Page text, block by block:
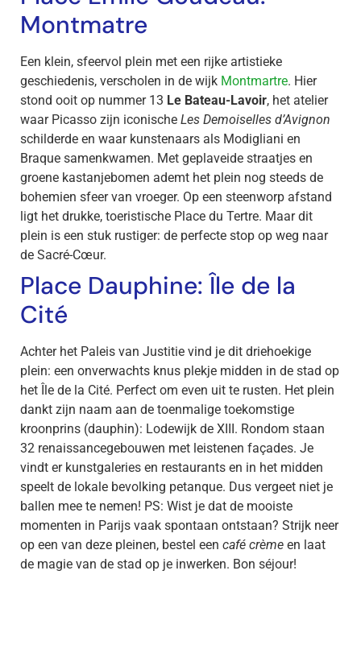
Montmatre
Een klein, sfeervol plein met een rijke artistieke
geschiedenis, verscholen in de wijk Montmartre. Hier
stond ooit op nummer 13 Le Bateau-Lavoir, het atelier
waar Picasso zijn iconische Les Demoiselles d’Avignon
schilderde en waar kunstenaars als Modigliani en
Braque samenkwamen. Met geplaveide straatjes en
groene kastanjebomen ademt het plein nog steeds de
bohemien sfeer van vroeger. Op een steenworp afstand
ligt het drukke, toeristische Place du Tertre. Maar dit
plein is een stuk rustiger: de perfecte stop op weg naar
de Sacré-Cœur.
Place Dauphine: Île de la
Cité
Achter het Paleis van Justitie vind je dit driehoekige
plein: een onverwachts knus plekje midden in de stad op
het Île de la Cité. Perfect om even uit te rusten. Het plein
dankt zijn naam aan de toenmalige toekomstige
kroonprins (dauphin): Lodewijk de XIII. Rondom staan
32 renaissancegebouwen met leistenen façades. Je
vindt er kunstgaleries en restaurants en in het midden
speelt de lokale bevolking petanque. Dus vergeet niet je
ballen mee te nemen! PS: Wist je dat de mooiste
momenten in Parijs vaak spontaan ontstaan? Strijk neer
op een van deze pleinen, bestel een café crème en laat
de magie van de stad op je inwerken. Bon séjour!